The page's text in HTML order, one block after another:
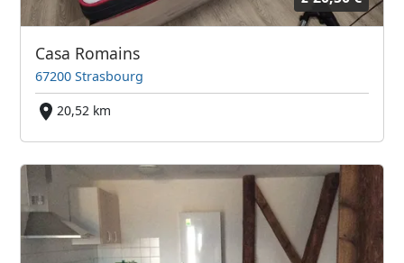
Casa Romains
67200 Strasbourg
20,52 km